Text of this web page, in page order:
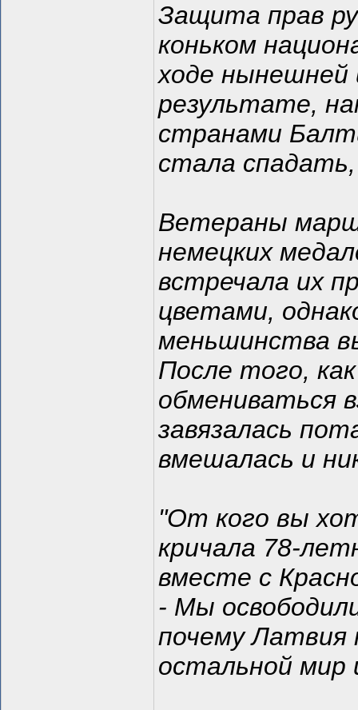
Защита прав
коньком
ходе нынешней
результате,
странами
стала спадать,
Ветераны
немецких
встречала их
цветами,
меньшинства
После того,
обмениваться
завязалась
вмешалась и
"От кого вы
кричала 78-
вместе с
- Мы
почему
остальной мир